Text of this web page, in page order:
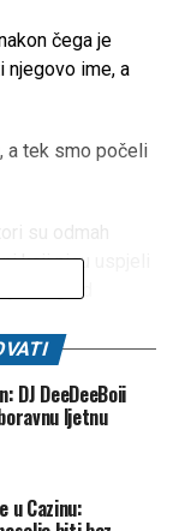
čega je
njegovo ime, a
a tek smo počeli
su odmah
koji nisu uspjeli
od
Na
je zajedno s
je oduševljeno
Dženana
DJ DeeDeeBoii
ljetnu
u Cazinu: